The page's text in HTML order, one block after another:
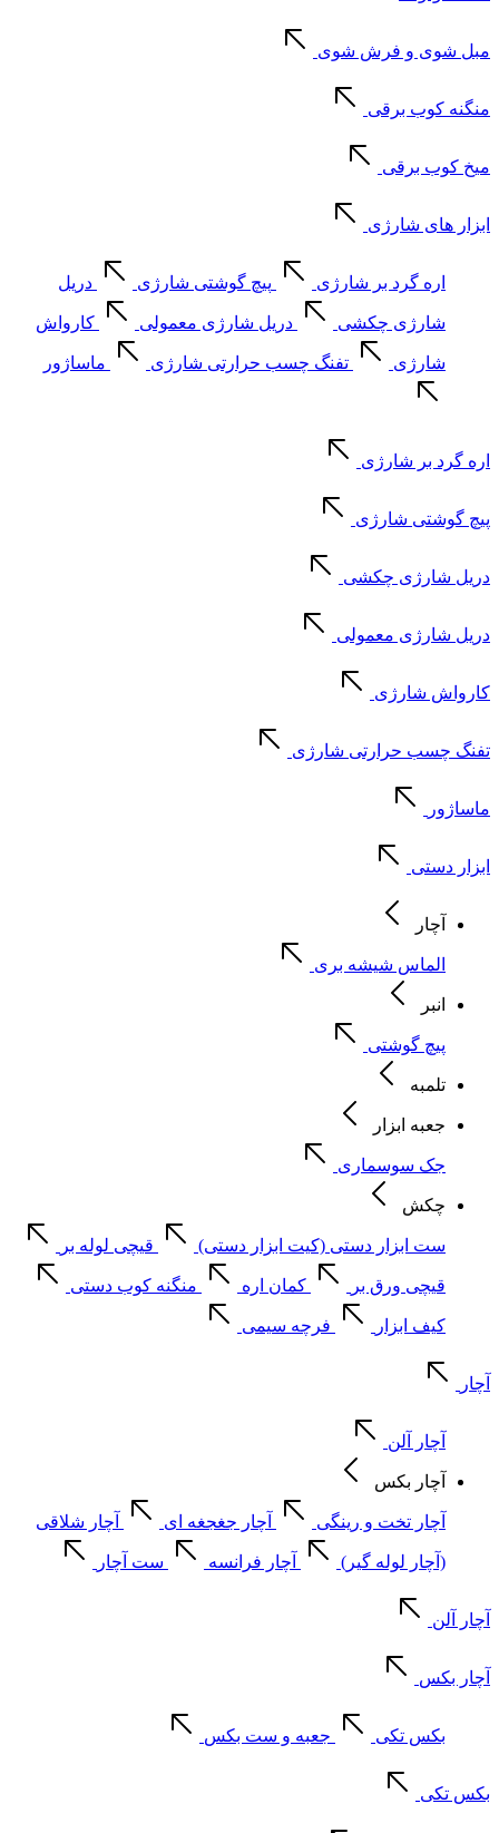
مبل شوی و فرش شوی
منگنه کوب برقی
میخ کوب برقی
ابزار های شارژی
اره گرد بر شارژی پیچ گوشتی شارژی دریل
شارژی چکشی دریل شارژی معمولی کارواش
شارژی تفنگ چسب حرارتی شارژی ماساژور
اره گرد بر شارژی
پیچ گوشتی شارژی
دریل شارژی چکشی
دریل شارژی معمولی
کارواش شارژی
تفنگ چسب حرارتی شارژی
ماساژور
ابزار دستی
آچار
الماس شیشه بری
انبر
پیچ گوشتی
تلمبه
جعبه ابزار
جک سوسماری
چکش
ست ابزار دستی (کیت ابزار دستی) قیچی لوله بر
قیچی ورق بر کمان اره منگنه کوب دستی
کیف ابزار فرچه سیمی
آچار
آچار آلن
آچار بکس
آچار تخت و رینگی آچار جغجغه ای آچار شلاقی
(آچار لوله گیر) آچار فرانسه ست آچار
آچار آلن
آچار بکس
بکس تکی جعبه و ست بکس
بکس تکی